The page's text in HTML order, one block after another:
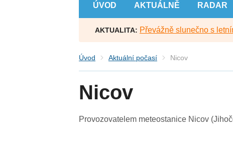
ÚVOD AKTUÁLNĚ RADAR
AKTUALITA: Převážně slunečno s
Úvod Aktuální počasí Nicov
Nicov
Provozovatelem meteostanice Nicov